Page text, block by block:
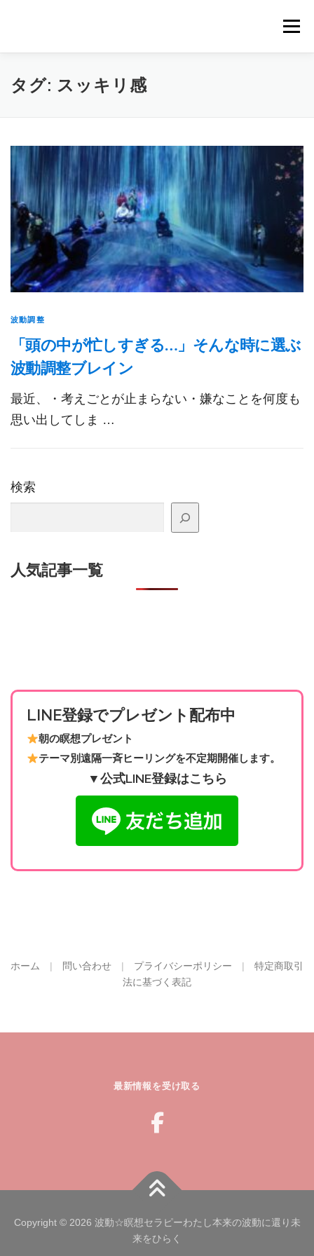
テ
プ
メニ
TOP 波動調整 瞑想コーチング
アメブロ
タグ: スッキリ感
波動調整
「頭の中が忙しすぎる…」そんな時に選ぶ
波動調整ブレイン
最近、・考えごとが止まらない・嫌なことを何度も
思い出してしま …
検索
人気記事一覧
LINE登録でプレゼント配布中
朝の瞑想プレゼント
テーマ別遠隔一斉ヒーリングを不定期開催します。
▼公式LINE登録はこちら
ホーム | 問い合わせ | プライバシーポリシー | 特定商取引
法に基づく表記
最新情報を受け取る
Copyright © 2026 波動☆瞑想セラピーわたし本来の波動に還り未
来をひらく